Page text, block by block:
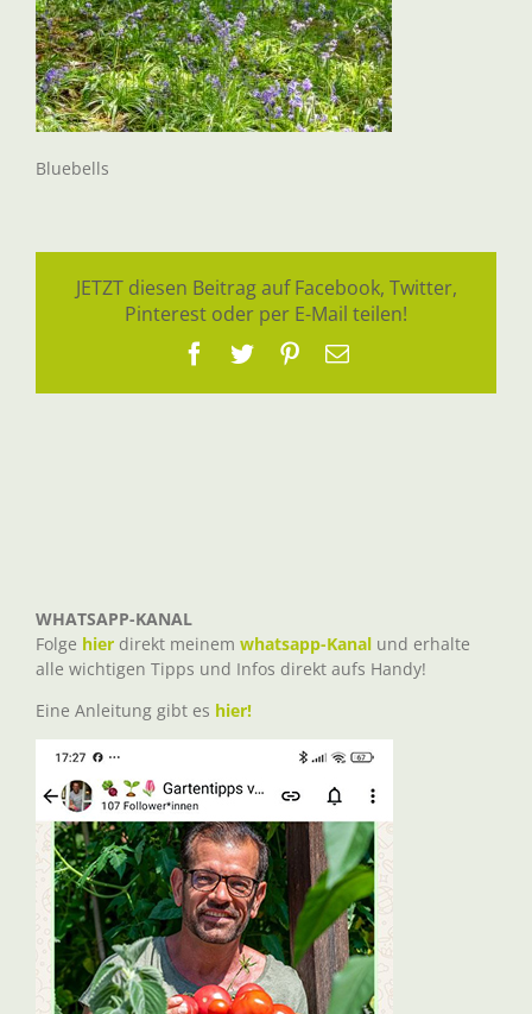
Bluebells
JETZT diesen Beitrag auf Facebook, Twitter,
Pinterest oder per E-Mail teilen!
Facebook
TwitterPinterest
E-
WHATSAPP-KANAL
Folge hier direkt meinem whatsapp-Kanal und erhalte
alle wichtigen Tipps und Infos direkt aufs Handy!
Eine Anleitung gibt es hier!